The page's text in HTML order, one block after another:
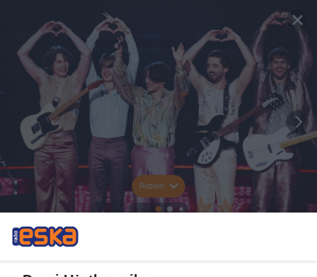
Rozwiń